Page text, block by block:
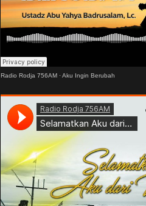
Radio Rodja 756AM ·Aku Ingin Berubah